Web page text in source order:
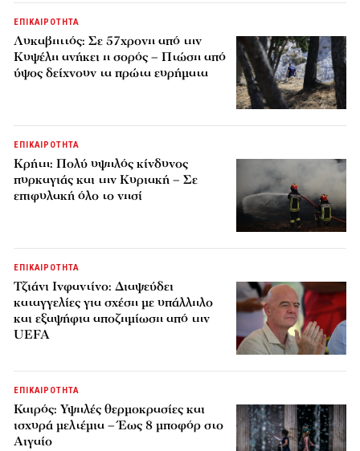
ΕΠΙΚΑΙΡΟΤΗΤΑ
Λυκαβηττός: Σε 57χρονη από την
Κυψέλη ανήκει η σορός – Πτώση από
ύψος δείχνουν τα πρώτα ευρήματα
ΕΠΙΚΑΙΡΟΤΗΤΑ
Κρήτη: Πολύ υψηλός κίνδυνος
πυρκαγιάς και την Κυριακή – Σε
επιφυλακή όλο το νησί
ΕΠΙΚΑΙΡΟΤΗΤΑ
Τζιάνι Ινφαντίνο: Διαψεύδει
καταγγελίες για σχέση με υπάλληλο
και εξαψήφια αποζημίωση από την
UEFA
ΕΠΙΚΑΙΡΟΤΗΤΑ
Καιρός: Υψηλές θερμοκρασίες και
ισχυρά μελτέμια – Έως 8 μποφόρ στο
Αιγαίο